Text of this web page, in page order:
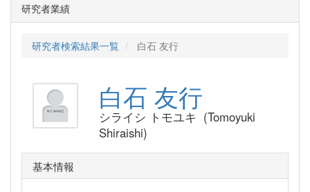
研究者業績
研究者検索結果一覧 白石 友行
白石 友行
シライシ トモユキ (Tomoyuki
Shiraishi)
基本情報